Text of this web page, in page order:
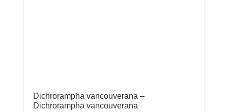
Dichrorampha vancouverana –
Dichrorampha vancouverana